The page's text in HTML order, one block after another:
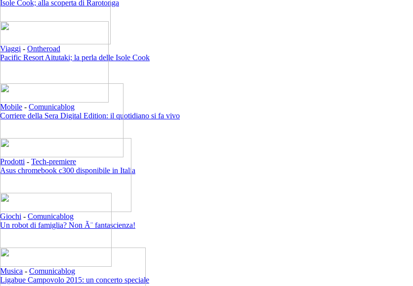
Isole Cook; alla scoperta di Rarotonga
Viaggi - Ontheroad
Pacific Resort Aitutaki; la perla delle Isole Cook
Mobile - Comunicablog
Corriere della Sera Digital Edition: il quotidiano si fa vivo
Prodotti - Tech-premiere
Asus chromebook c300 disponibile in Italia
Giochi - Comunicablog
Un robot di famiglia? Non Ã¨ fantascienza!
Musica - Comunicablog
Ligabue Campovolo 2015: un concerto speciale